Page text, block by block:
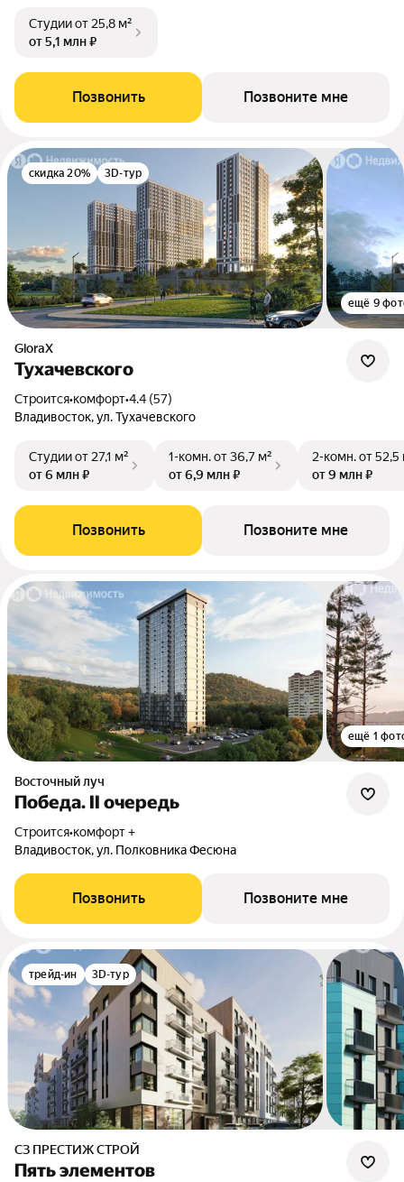
Студииот 25,8 м²
от 5,1 млн ₽
Позвонить Позвоните мне
скидка 20% 3D-тур
ещё 9
GloraX
Тухачевского
Строится•комфорт•4.4 (57)
Владивосток, ул. Тухачевского
Студииот 27,1 м²
от 6 млн ₽
1-комн.от 36,7 м²
от 6,9 млн ₽
2-комн.от 52,5
от 9 млн ₽
Позвонить Позвоните мне
ещё 1
Восточный луч
Победа. II очередь
Строится•комфорт +
Владивосток, ул. Полковника Фесюна
Позвонить Позвоните мне
трейд-ин 3D-тур
СЗ ПРЕСТИЖ СТРОЙ
Пять элементов